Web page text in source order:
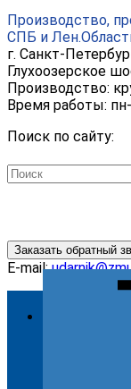
Производство,
СПБ и
г. Санкт-
Глухоозерское
Производство:
Время работы:
Поиск по сайту:
Заказать обратный
E-mail: